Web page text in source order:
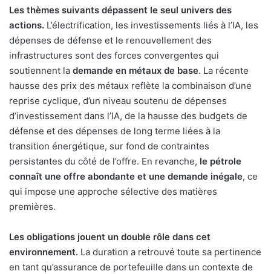
Les thèmes suivants dépassent le seul univers des
actions. L’électrification, les investissements liés à l’IA, les
dépenses de défense et le renouvellement des
infrastructures sont des forces convergentes qui
soutiennent la demande en métaux de base. La récente
hausse des prix des métaux reflète la combinaison d’une
reprise cyclique, d’un niveau soutenu de dépenses
d’investissement dans l’IA, de la hausse des budgets de
défense et des dépenses de long terme liées à la
transition énergétique, sur fond de contraintes
persistantes du côté de l’offre. En revanche, le pétrole
connaît une offre abondante et une demande inégale, ce
qui impose une approche sélective des matières
premières.
Les obligations jouent un double rôle dans cet
environnement. La duration a retrouvé toute sa pertinence
en tant qu’assurance de portefeuille dans un contexte de